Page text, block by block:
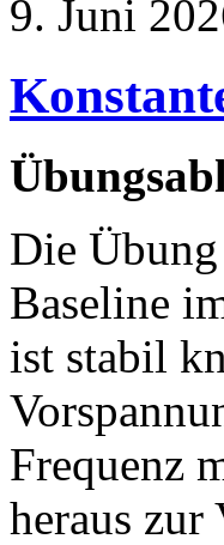
9. Juni
Die
Baseline
ist stabil
Frequenz
heraus zur